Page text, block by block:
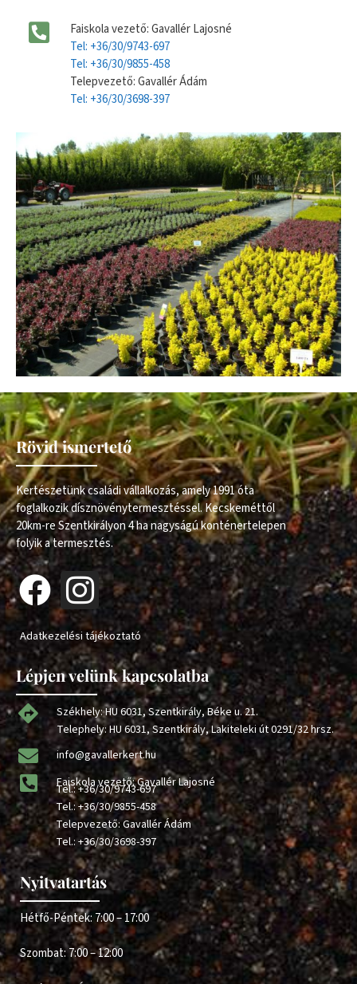
Faiskola vezető: Gavallér Lajosné
Tel: +36/30/9743-697
Tel: +36/30/9855-458
Telepvezető: Gavallér Ádám
Tel: +36/30/3698-397
Rövid ismertető
Kertészetünk családi vállalkozás, amely 1991 óta
foglalkozik dísznövénytermesztéssel. Kecskeméttől
20km-re Szentkirályon 4 ha nagyságú konténertelepen
folyik a termesztés.
Adatkezelési tájékoztató
Lépjen velünk kapcsolatba
Székhely: HU 6031, Szentkirály, Béke u. 21.
Telephely: HU 6031, Szentkirály, Lakiteleki út 0291/32 hrsz.
info@gavallerkert.hu
Faiskola vezető: Gavallér Lajosné
Tel.:+36/30/9743-697
Tel.:+36/30/9855-458
Telepvezető: Gavallér Ádám
Tel.:+36/30/3698-397
Nyitvatartás
Hétfő-Péntek: 7:00 – 17:00
Szombat: 7:00 – 12:00